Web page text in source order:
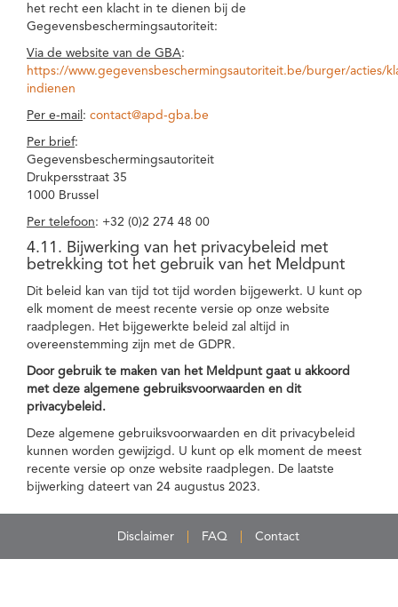
het recht een klacht in te dienen bij de
Gegevensbeschermingsautoriteit:
Via de website van de GBA:
https://www.gegevensbeschermingsautoriteit.be/burger/acties/
indienen
Per e-mail : contact@apd-gba.be
Per brief:
Gegevensbeschermingsautoriteit
Drukpersstraat 35
1000 Brussel
Per telefoon: +32 (0)2 274 48 00
4.11. Bijwerking van het privacybeleid met
betrekking tot het gebruik van het Meldpunt
Dit beleid kan van tijd tot tijd worden bijgewerkt. U kunt op
elk moment de meest recente versie op onze website
raadplegen. Het bijgewerkte beleid zal altijd in
overeenstemming zijn met de GDPR.
Door gebruik te maken van het Meldpunt gaat u akkoord
met deze algemene gebruiksvoorwaarden en dit
privacybeleid.
Deze algemene gebruiksvoorwaarden en dit privacybeleid
kunnen worden gewijzigd. U kunt op elk moment de meest
recente versie op onze website raadplegen. De laatste
bijwerking dateert van 24 augustus 2023.
Disclaimer FAQ Contact